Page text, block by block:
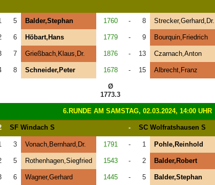
5 Balder,Stephan 1760 - 8 Strecker,Gerhard,Dr.
6 Höbart,Hans 1779 - 9 Bourquin,Friedrich
7 Grießbach,Klaus,Dr. 1876 - 13 Czarnach,Anton
8 Schneider,Peter 1678 - 15 Albrecht,Franz
Ø
1773.3
6.RUNDE AM SAMSTAG, 02.03.2024, 14:00 UHR
SF Windach S - SC Wolfratshausen S
3 Vonach,Bernhard,Dr. 1791 - 1 Pohle,Reinhold
5 Rothenhagen,Siegfried 1543 - 2 Balder,Robert
6 Wagner,Gerhard 1445 - 5 Balder,Stephan